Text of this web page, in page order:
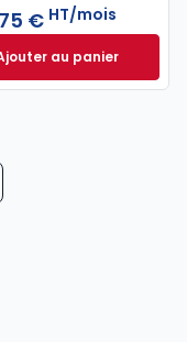
+ web à 147,97 € TTC
€ HT/mois
au panier
ELnet Droit des